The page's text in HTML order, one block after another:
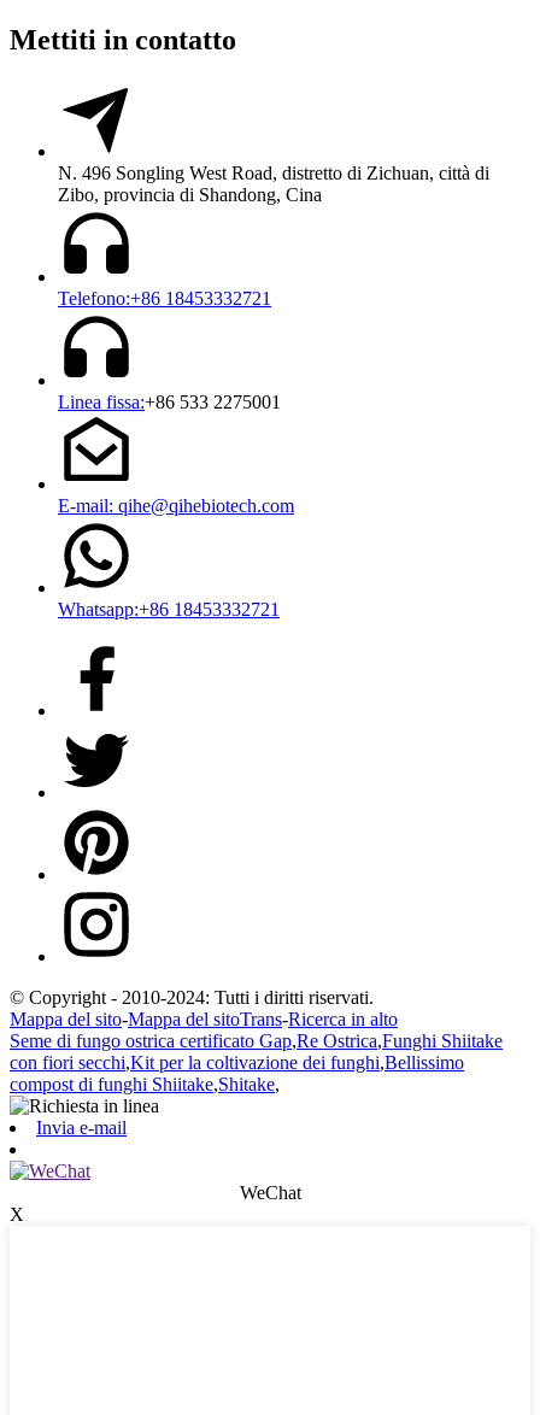
Mettiti in contatto
N. 496 Songling West Road, distretto di Zichuan, città di
Zibo, provincia di Shandong, Cina
Telefono:+86 18453332721
Linea fissa:+86 533 2275001
E-mail: qihe@qihebiotech.com
Whatsapp:+86 18453332721
© Copyright - 2010-2024: Tutti i diritti riservati.
Mappa del sito-Mappa del sitoTrans-Ricerca in alto
Seme di fungo ostrica certificato Gap,Re Ostrica,Funghi Shiitake
con fiori secchi,Kit per la coltivazione dei funghi,Bellissimo
compost di funghi Shiitake,Shitake,
Invia e-mail
WeChat
X